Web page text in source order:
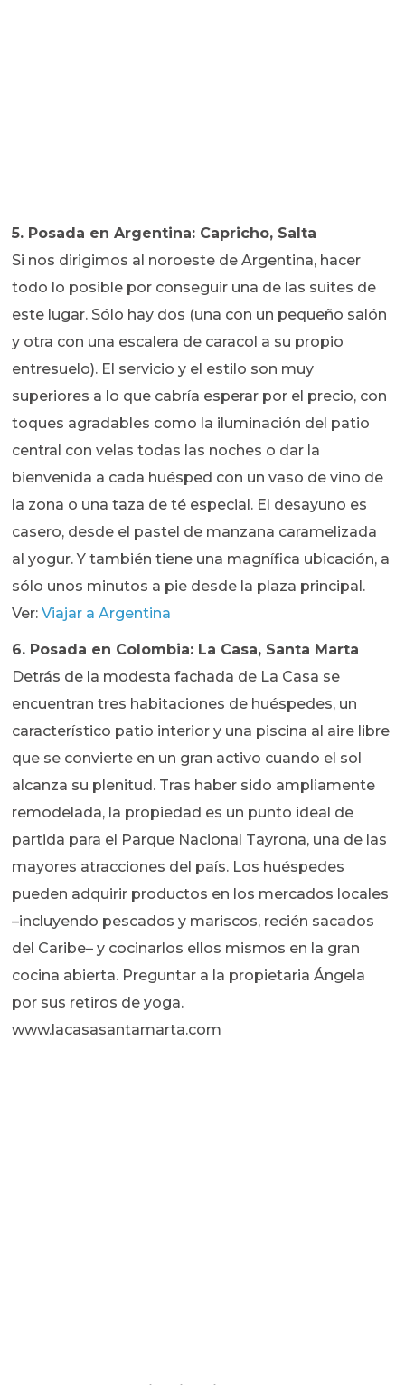
5. Posada en Argentina: Capricho, Salta
Si nos dirigimos al noroeste de Argentina, hacer
todo lo posible por conseguir una de las suites de
este lugar. Sólo hay dos (una con un pequeño salón
y otra con una escalera de caracol a su propio
entresuelo). El servicio y el estilo son muy
superiores a lo que cabría esperar por el precio, con
toques agradables como la iluminación del patio
central con velas todas las noches o dar la
bienvenida a cada huésped con un vaso de vino de
la zona o una taza de té especial. El desayuno es
casero, desde el pastel de manzana caramelizada
al yogur. Y también tiene una magnífica ubicación, a
sólo unos minutos a pie desde la plaza principal.
Ver:Viajar a Argentina
6. Posada en Colombia: La Casa, Santa Marta
Detrás de la modesta fachada de La Casa se
encuentran tres habitaciones de huéspedes, un
característico patio interior y una piscina al aire libre
que se convierte en un gran activo cuando el sol
alcanza su plenitud. Tras haber sido ampliamente
remodelada, la propiedad es un punto ideal de
partida para el Parque Nacional Tayrona, una de las
mayores atracciones del país. Los huéspedes
pueden adquirir productos en los mercados locales
–incluyendo pescados y mariscos, recién sacados
del Caribe– y cocinarlos ellos mismos en la gran
cocina abierta. Preguntar a la propietaria Ángela
por sus retiros de yoga.
www.lacasasantamarta.com